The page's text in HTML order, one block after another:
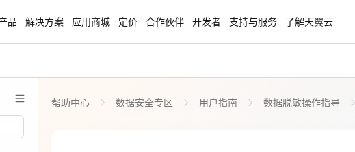
本增
安全隔离版OpenClaw NEW 聚力AI赋能 天
品 解决方案 应用商城 定价 合作伙伴 开发者 支持与服务 了解天翼云
帮助中心 数据安全专区 用户指南 数据脱敏操作指导